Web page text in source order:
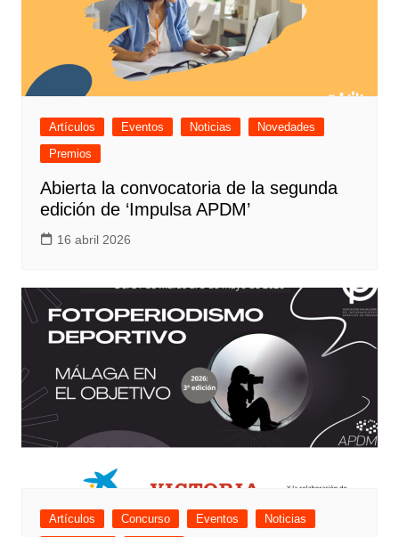
Artículos Eventos Noticias
Novedades
Premios
Abierta la convocatoria de la segunda
edición de ‘Impulsa APDM’
16 abril 2026
Artículos Concurso Eventos
Noticias